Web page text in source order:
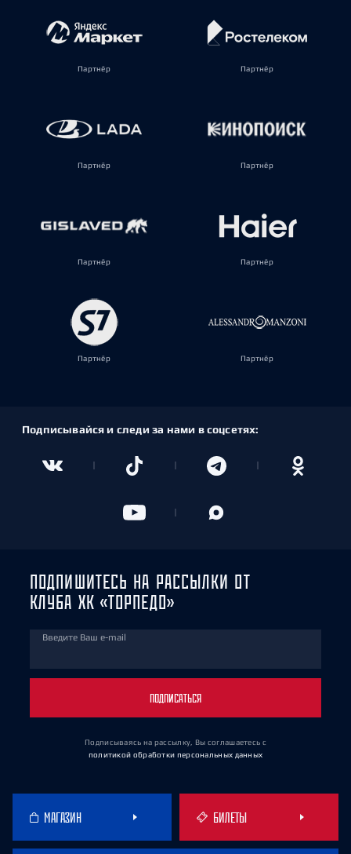
Партнёр Партнёр
Партнёр Партнёр
Партнёр Партнёр
Партнёр Партнёр
Подписывайся и следи за нами в соцсетях:
ПОДПИШИТЕСЬ НА РАССЫЛКИ ОТ
КЛУБА ХК «ТОРПЕДО»
Введите Ваш e-mail
ПОДПИСАТЬСЯ
Подписываясь на рассылку, Вы соглашаетесь с
политикой обработки персональных данных
МАГАЗИН БИЛЕТЫ